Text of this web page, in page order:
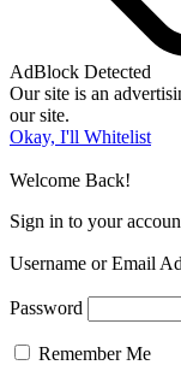
AdBlock Detected
Our site is an
our site.
Okay, I'll Whitelist
Welcome Back!
Sign in to your
Username or Email
Password
Remember Me